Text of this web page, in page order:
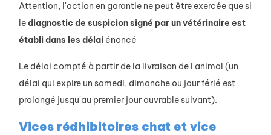
Attention, l'action en garantie ne peut être exercée que si
lediagnostic de suspicion signé par un vétérinaire est
établi dans les délai énoncé
Le délai compté à partir de la livraison de l'animal (un
délai qui expire un samedi, dimanche ou jour férié est
prolongé jusqu'au premier jour ouvrable suivant).
Vices rédhibitoires chat et vice